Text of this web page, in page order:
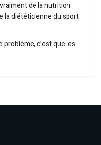
de la nutrition
la diététicienne du sport
problème, c’est que les